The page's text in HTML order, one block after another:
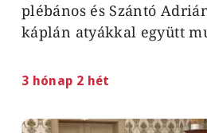
plébános és Szántó
káplán atyákkal együtt
3 hónap 2 hét
Image